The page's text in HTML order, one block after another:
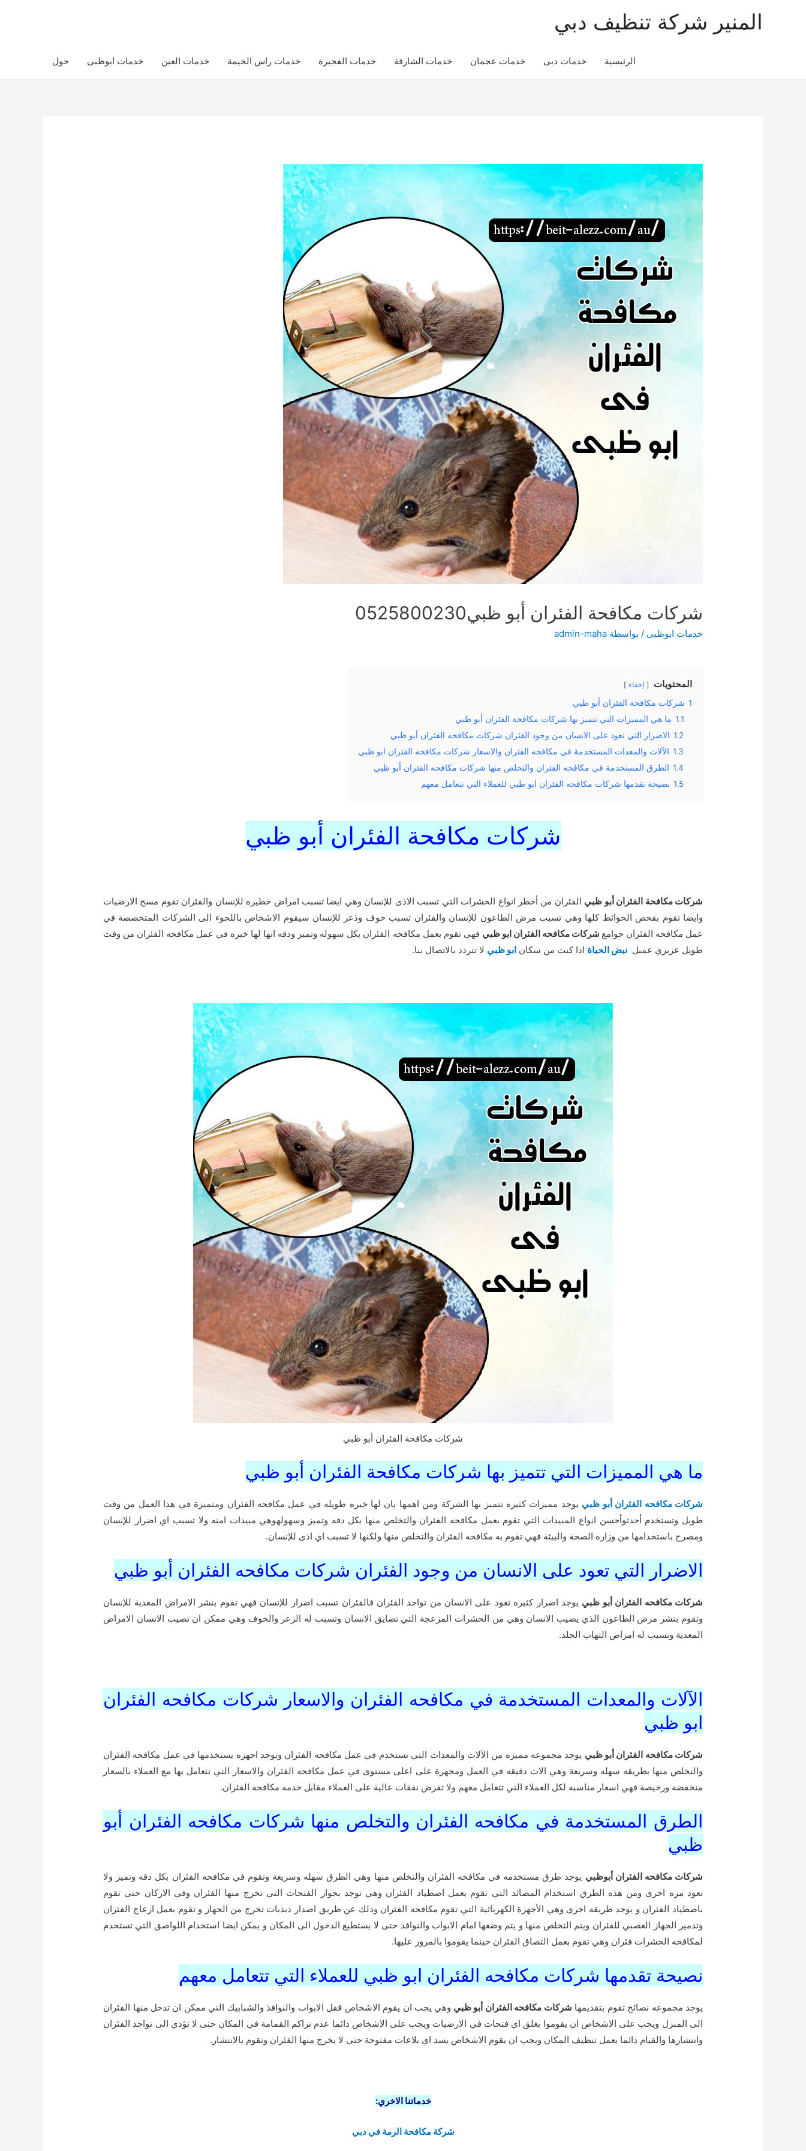
المنير شركة تنظيف دبي
الرئيسية خدمات دبى خدمات عجمان خدمات الشارقة خدمات الفجيرة خدمات راس الخيمة خدمات العين خدمات ابوظبى حول
شركات مكافحة الفئران أبو ظبي0525800230
خدمات ابوظبى / بواسطة admin-maha
المحتويات إخفاء
1 شركات مكافحة الفئران أبو ظبي
1.1 ما هي المميزات التي تتميز بها شركات مكافحة الفئران أبو ظبي
1.2 الاضرار التي تعود على الانسان من وجود الفئران شركات مكافحه الفئران أبو ظبي
1.3 الآلات والمعدات المستخدمة في مكافحه الفئران والاسعار شركات مكافحه الفئران ابو ظبي
1.4 الطرق المستخدمة في مكافحه الفئران والتخلص منها شركات مكافحه الفئران أبو ظبي
1.5 نصيحة تقدمها شركات مكافحه الفئران ابو ظبي للعملاء التي تتعامل معهم
شركات مكافحة الفئران أبو ظبي
شركات مكافحة الفئران أبو ظبي الفئران من أخطر انواع الحشرات التي تسبب الاذى للإنسان وهي ايضا تسبب امراض خطيره للإنسان والفئران تقوم مسح الارضيات
وايضا تقوم بفحص الحوائط كلها وهي تسبب مرض الطاعون للإنسان والفئران تسبب خوف وذعر للإنسان سيقوم الاشخاص باللجوء الى الشركات المتخصصة في
عمل مكافحه الفئران جوامع شركات مكافحه الفئران ابو ظبي فهي تقوم بعمل مكافحه الفئران بكل سهوله وتميز ودقه انها لها خبره في عمل مكافحه الفئران من وقت
طويل عزيزي عميلنبض الحياة اذا كنت من سكانابو ظبي لا تتردد بالاتصال بنا.
شركات مكافحة الفئران أبو ظبي
ما هي المميزات التي تتميز بها شركات مكافحة الفئران أبو ظبي
شركات مكافحه الفئران أبو ظبي يوجد مميزات كثيره تتميز بها الشركة ومن اهمها بان لها خبره طويله في عمل مكافحه الفئران ومتميزة في هذا العمل من وقت
طويل وتستخدم أحدثوأحسن انواع المبيدات التي تقوم بعمل مكافحه الفئران والتخلص منها بكل دقه وتميز وسهولهوهي مبيدات امنه ولا تسبب اي اضرار للإنسان
ومصرح باستخدامها من وزاره الصحة والبيئة فهي تقوم به مكافحه الفئران والتخلص منها ولكنها لا تسبب اي اذى للإنسان.
الاضرار التي تعود على الانسان من وجود الفئران شركات مكافحه الفئران أبو ظبي
شركات مكافحه الفئران أبو ظبي يوجد اضرار كثيره تعود على الانسان من تواجد الفئران فالفئران تسبب اضرار للإنسان فهي تقوم بنشر الامراض المعدية للإنسان
وتقوم بنشر مرض الطاعون الذي يصيب الانسان وهي من الحشرات المزعجة التي تضايق الانسان وتسبب له الزعر والخوف وهي ممكن ان تصيب الانسان الامراض
المعدية وتسبب له امراض التهاب الجلد.
الآلات والمعدات المستخدمة في مكافحه الفئران والاسعار شركات مكافحه الفئران
ابو ظبي
شركات مكافحه الفئران أبو ظبي يوجد مجموعه مميزه من الآلات والمعدات التي تستخدم في عمل مكافحه الفئران ويوجد اجهزه يستخدمها في عمل مكافحه الفئران
والتخلص منها بطريقه سهله وسريعة وهي الات دقيقه في العمل ومجهزة على اعلى مستوى في عمل مكافحه الفئران والاسعار التي تتعامل بها مع العملاء بالسعار
منخفضه ورخيصة فهي اسعار مناسبه لكل العملاء التي تتعامل معهم ولا تفرض نفقات عالية على العملاء مقابل خدمه مكافحه الفئران.
الطرق المستخدمة في مكافحه الفئران والتخلص منها شركات مكافحه الفئران أبو
ظبي
شركات مكافحه الفئران أبوظبي يوجد طرق مستخدمه في مكافحه الفئران والتخلص منها وهي الطرق سهله وسريعة وتقوم في مكافحه الفئران بكل دقه وتميز ولا
تعود مره اخرى ومن هذه الطرق استخدام المصائد التي تقوم بعمل اصطياد الفئران وهي توجد بجوار الفتحات التي تخرج منها الفئران وفي الاركان حتى تقوم
باصطياد الفئران و يوجد طريقه اخرى وهي الأجهزة الكهربائية التي تقوم مكافحه الفئران وذلك عن طريق اصدار ذبذبات تخرج من الجهاز و تقوم بعمل ازعاج الفئران
وتدمير الجهاز العصبي للفئران ويتم التخلص منها و يتم وضعها امام الابواب والنوافذ حتى لا يستطيع الدخول الى المكان و يمكن ايضا استخدام اللواصق التي تستخدم
لمكافحه الحشرات فئران وهي تقوم بعمل التصاق الفئران حينما يقوموا بالمرور عليها.
نصيحة تقدمها شركات مكافحه الفئران ابو ظبي للعملاء التي تتعامل معهم
يوجد مجموعه نصائح تقوم بتقديمها شركات مكافحه الفئران أبو ظبي وهي يجب ان يقوم الاشخاص قفل الابواب والنوافذ والشبابيك التي ممكن ان تدخل منها الفئران
الى المنزل ويجب على الاشخاص ان يقوموا بغلق اي فتحات في الارضيات ويجب على الاشخاص دائما عدم تراكم القمامة في المكان حتى لا تؤدي الى تواجد الفئران
وانتشارها والقيام دائما بعمل تنظيف المكان ويجب ان يقوم الاشخاص بسد اي بلاعات مفتوحة حتى لا يخرج منها الفئران وتقوم بالانتشار.
خدماتنا الاخري:
شركة مكافحة الرمة في دبي